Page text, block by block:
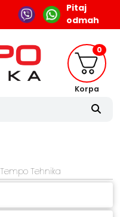
Pitaj
odmah
0
Korpa
Tehnika